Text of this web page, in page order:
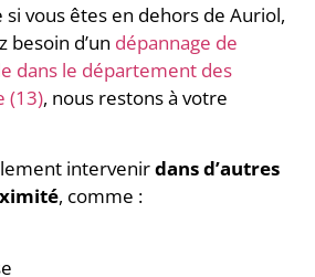
vous êtes en dehors de Auriol,
besoin d’un dépannage de
dans le département des
(13), nous restons à votre
intervenirdans d’autres
, comme :